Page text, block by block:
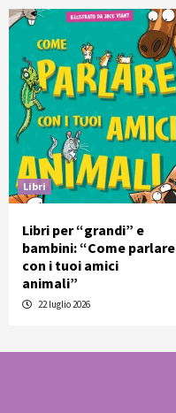
Libri
Libri per “grandi” e
bambini: “Come parlare
con i tuoi amici
animali”
22 luglio 2026